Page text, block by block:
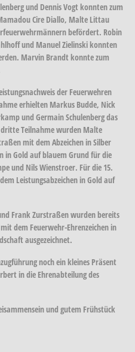
und Dennis Vogt konnten zum
Cire Diallo, Malte Littau
befördert. Robin
und Manuel Zielinski konnten
Marvin Brandt konnte zum
der Feuerwehren
erhielten Markus Budde, Nick
und Germain Schulenberg das
dritte Teilnahme wurden Malte
mit dem Abzeichen in Silber
in Gold auf blauem Grund für die
und Nils Wienstroer. Für die 15.
Leistungsabzeichen in Gold auf
Frank Zurstraßen wurden bereits
dem Feuerwehr-Ehrenzeichen in
ausgezeichnet.
noch ein kleines Präsent
in die Ehrenabteilung des
und gutem Frühstück